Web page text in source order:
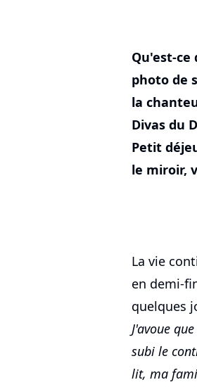
Qu'est-ce
photo de
la
Divas du
Petit
le miroir,
La vie
en demi-
quelques
J'avoue
subi le
lit, ma